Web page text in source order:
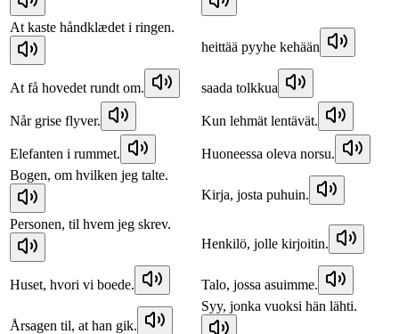
At kaste håndklædet i ringen.
heittää pyyhe kehään
At få hovedet rundt om. saada tolkkua
Når grise flyver. Kun lehmät lentävät.
Elefanten i rummet.
Huoneessa oleva norsu.
Bogen, om hvilken jeg talte.
Kirja, josta puhuin.
Personen, til hvem jeg skrev.
Henkilö, jolle kirjoitin.
Huset, hvori vi boede. Talo, jossa asuimme.
Årsagen til, at han gik.
Syy, jonka vuoksi hän lähti.